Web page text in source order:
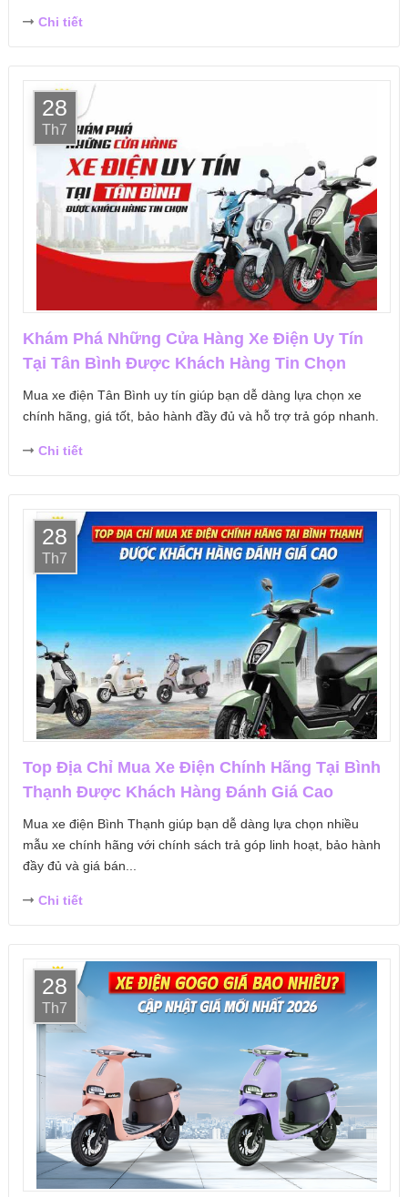
Chi tiết
28
Th7
Khám Phá Những Cửa Hàng Xe Điện Uy Tín
Tại Tân Bình Được Khách Hàng Tin Chọn
Mua xe điện Tân Bình uy tín giúp bạn dễ dàng lựa chọn xe
chính hãng, giá tốt, bảo hành đầy đủ và hỗ trợ trả góp nhanh.
Chi tiết
28
Th7
Top Địa Chỉ Mua Xe Điện Chính Hãng Tại Bình
Thạnh Được Khách Hàng Đánh Giá Cao
Mua xe điện Bình Thạnh giúp bạn dễ dàng lựa chọn nhiều
mẫu xe chính hãng với chính sách trả góp linh hoạt, bảo hành
đầy đủ và giá bán...
Chi tiết
28
Th7